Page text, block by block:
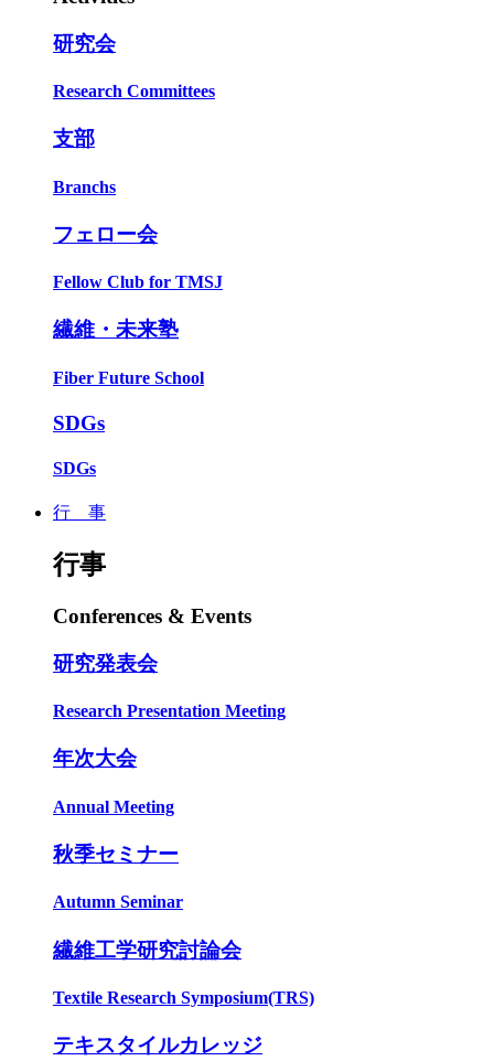
研究会
Research Committees
支部
Branchs
フェロー会
Fellow Club for TMSJ
繊維・未来塾
Fiber Future School
SDGs
SDGs
行 事
行事
Conferences & Events
研究発表会
Research Presentation Meeting
年次大会
Annual Meeting
秋季セミナー
Autumn Seminar
繊維工学研究討論会
Textile Research Symposium(TRS)
テキスタイルカレッジ